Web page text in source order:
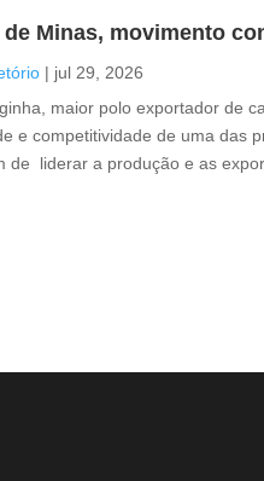
Minas, movimento
| jul 29, 2026
maior polo exportador de
e competitividade de uma das
de liderar a produção e as